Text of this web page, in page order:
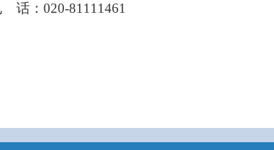
话：020-81111461